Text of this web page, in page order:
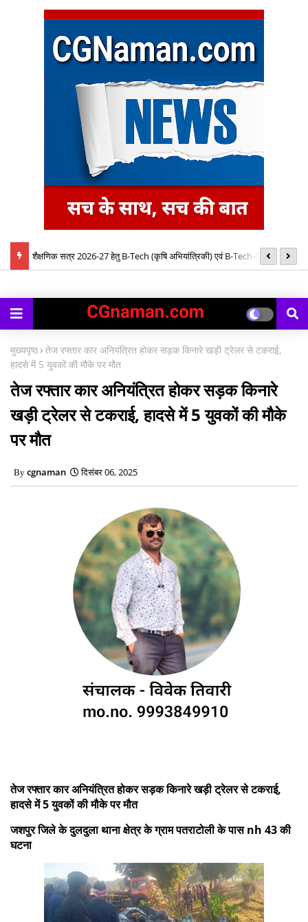
में शैक्षणिक सत्र 2026-27 हेतु B-Tech (कृषि अभियांत्रिकी) एवं B-Tech-(खाद्य
काउंसिलिंग प्रारंभ
मुख्यपृष्ठ तेज रफ्तार कार अनियंत्रित होकर सड़क किनारे खड़ी ट्रेलर से टकराई,
हादसे में 5 युवकों की मौके पर मौत
तेज रफ्तार कार अनियंत्रित होकर सड़क किनारे
खड़ी ट्रेलर से टकराई, हादसे में 5 युवकों की मौके
पर मौत
cgnaman दिसंबर 06, 2025
तेज रफ्तार कार अनियंत्रित होकर सड़क किनारे खड़ी ट्रेलर से टकराई,
हादसे में 5 युवकों की मौके पर मौत
जशपुर जिले के दुलदुला थाना क्षेत्र के ग्राम पतराटोली के पास nh 43 की
घटना